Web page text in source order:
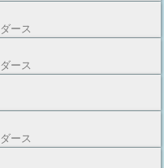
ース
ース
ース